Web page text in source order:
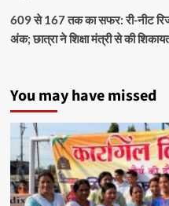
609 से 167 तक का सफर: री-नीट
अंक; छात्रा ने शिक्षा मंत्री से की
You may have missed